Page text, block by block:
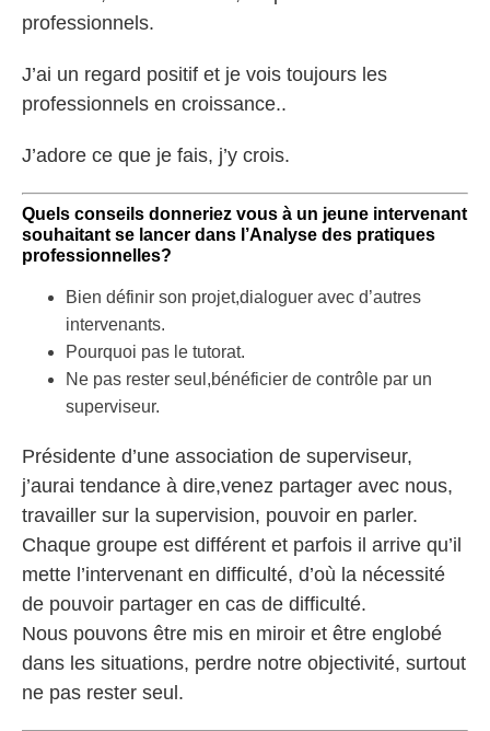
professionnels.
J’ai un regard positif et je vois toujours les
professionnels en croissance..
J’adore ce que je fais, j’y crois.
Quels conseils donneriez vous à un jeune intervenant
souhaitant se lancer dans l’Analyse des pratiques
professionnelles?
Bien définir son projet,dialoguer avec d’autres
intervenants.
Pourquoi pas le tutorat.
Ne pas rester seul,bénéficier de contrôle par un
superviseur.
Présidente d’une association de superviseur,
j’aurai tendance à dire,venez partager avec nous,
travailler sur la supervision, pouvoir en parler.
Chaque groupe est différent et parfois il arrive qu’il
mette l’intervenant en difficulté, d’où la nécessité
de pouvoir partager en cas de difficulté.
Nous pouvons être mis en miroir et être englobé
dans les situations, perdre notre objectivité, surtout
ne pas rester seul.